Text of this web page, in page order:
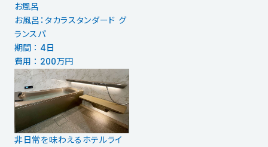
お風呂
お風呂：タカラスタンダード グ
ランスパ
期間 ： 4日
費用 ： 200万円
非日常を味わえるホテルライ